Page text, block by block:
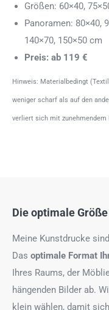
Größen: 60×40,
Panoramen: 80×40,
140×70, 150×50 cm
Preis: ab 119 €
Hinweis: Materialbedingt
weniger scharf als auf den
verliert sich mit zunehmendem
Die optimale
Meine Kunstdrucke
Das optimale Format
Ihres Raums, der
hängenden Bilder ab.
klein wählen, damit